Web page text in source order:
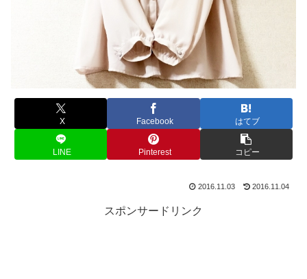
X Facebook はてブ
LINE Pinterest コピー
2016.11.03 2016.11.04
スポンサードリンク